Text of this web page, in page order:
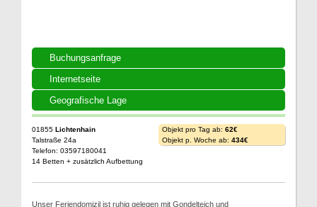
Buchungsanfrage
Internetseite
Geografische Lage
01855 Lichtenhain
Talstraße 24a
Telefon: 03597180041
14 Betten + zusätzlich Aufbettung
Objekt pro Tag ab: 62€
Objekt p. Woche ab: 434€
Unser Feriendomizil ist ruhig gelegen mit Gondelteich und